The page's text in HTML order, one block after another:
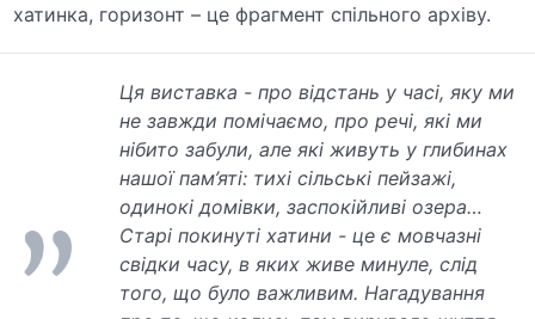
хатинка, горизонт – це фрагмент спільного архіву.
Ця виставка - про відстань у часі, яку ми
не завжди помічаємо, про речі, які ми
нібито забули, але які живуть у глибинах
нашої пам’яті: тихі сільські пейзажі,
одинокі домівки, заспокійливі озера…
Старі покинуті хатини - це є мовчазні
свідки часу, в яких живе минуле, слід
того, що було важливим. Нагадування